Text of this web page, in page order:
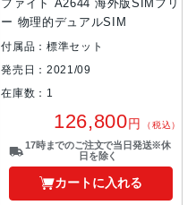
ファイト A2644 海外版SIMフリ
ー 物理的デュアルSIM
付属品：標準セット
発売日：2021/09
在庫数：1
126,800円 （税込）
17時までのご注文で当日発送※休
日を除く
カートに入れる